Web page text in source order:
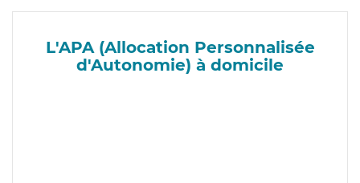
L'APA (Allocation Personnalisée
d'Autonomie) à domicile